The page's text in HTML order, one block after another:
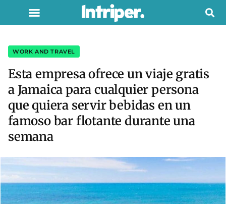
WORK AND TRAVEL
Esta empresa ofrece un viaje gratis
a Jamaica para cualquier persona
que quiera servir bebidas en un
famoso bar flotante durante una
semana